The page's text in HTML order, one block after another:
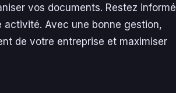
vos documents. Restez informé
Avec une bonne gestion,
de votre entreprise et maximiser